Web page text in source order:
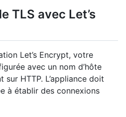
TLS avec Let’s
Let’s Encrypt, votre
avec un nom d’hôte
HTTP. L’appliance doit
à établir des connexions